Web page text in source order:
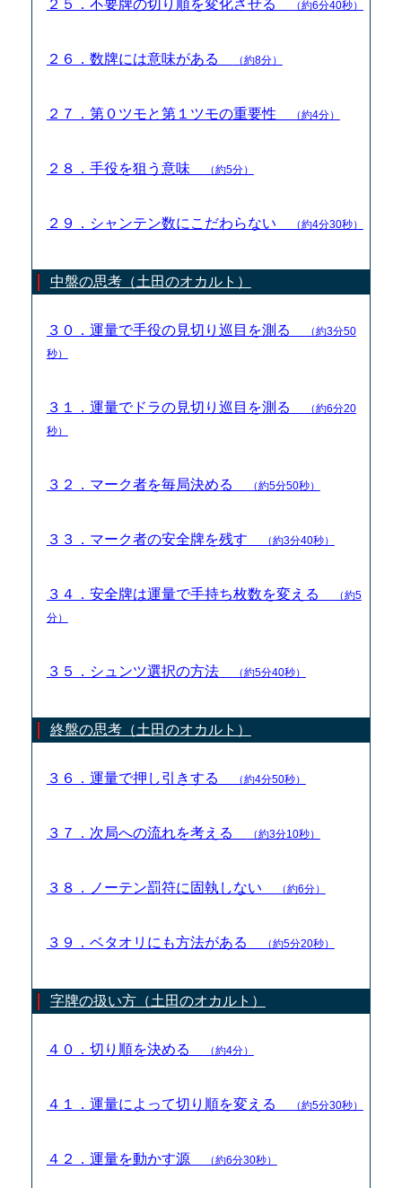
２５．不要牌の切り順を変化させる （約6分40秒）
２６．数牌には意味がある （約8分）
２７．第０ツモと第１ツモの重要性 （約4分）
２８．手役を狙う意味 （約5分）
２９．シャンテン数にこだわらない （約4分30秒）
中盤の思考（土田のオカルト）
３０．運量で手役の見切り巡目を測る
（約3分50
秒）
３１．運量でドラの見切り巡目を測る
（約6分20
秒）
３２．マーク者を毎局決める （約5分50秒）
３３．マーク者の安全牌を残す （約3分40秒）
３４．安全牌は運量で手持ち枚数を変える
（約5
分）
３５．シュンツ選択の方法 （約5分40秒）
終盤の思考（土田のオカルト）
３６．運量で押し引きする （約4分50秒）
３７．次局への流れを考える （約3分10秒）
３８．ノーテン罰符に固執しない （約6分）
３９．ベタオリにも方法がある （約5分20秒）
字牌の扱い方（土田のオカルト）
４０．切り順を決める （約4分）
４１．運量によって切り順を変える （約5分30秒）
４２．運量を動かす源 （約6分30秒）